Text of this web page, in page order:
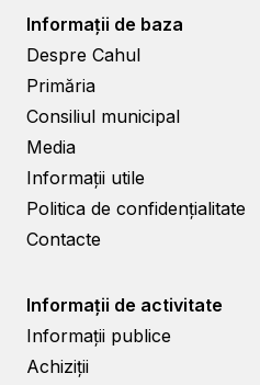
Informații de baza
Despre Cahul
Primăria
Consiliul municipal
Media
Informații utile
Politica de confidențialitate
Contacte
Informații de activitate
Informații publice
Achiziții